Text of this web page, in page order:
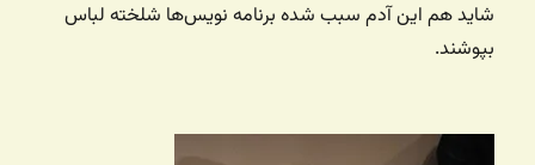
شاید هم این آدم سبب شده برنامه‌ نویس‌ها شلخته لباس
بپوشند.